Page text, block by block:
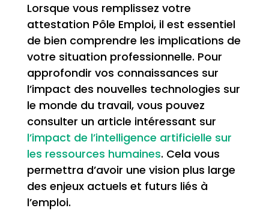
Lorsque vous remplissez votre
attestation Pôle Emploi, il est essentiel
de bien comprendre les implications de
votre situation professionnelle. Pour
approfondir vos connaissances sur
l’impact des nouvelles technologies sur
le monde du travail, vous pouvez
consulter un article intéressant sur
l’impact de l’intelligence artificielle sur
les ressources humaines. Cela vous
permettra d’avoir une vision plus large
des enjeux actuels et futurs liés à
l’emploi.